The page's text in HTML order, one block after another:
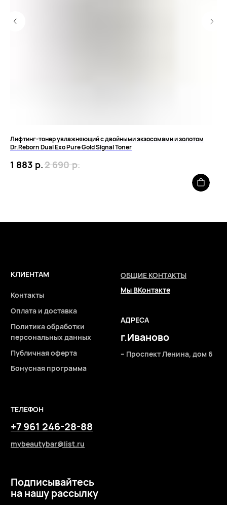
Лифтинг-тонер увлажняющий с двойными экзосомами и золотом
Dr.Reborn Dual Exo Pure Gold Signal Toner
1 883 р.2 690 р.